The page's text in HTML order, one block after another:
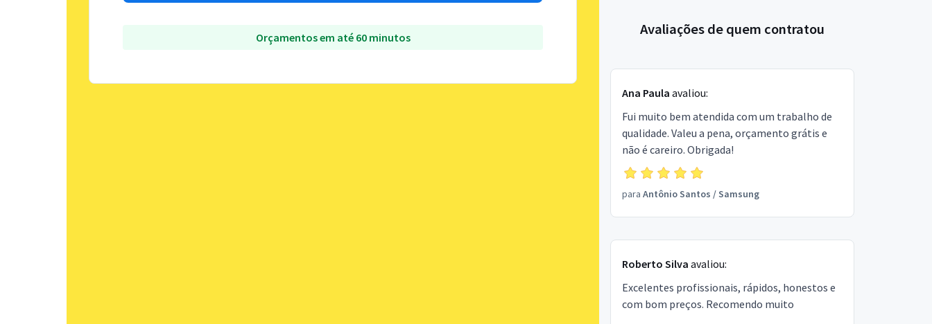
Orçamentos em até 60 minutos Avaliações de quem contratou
Ana Paula avaliou:
Fui muito bem atendida com um trabalho de
qualidade. Valeu a pena, orçamento grátis e
não é careiro. Obrigada!
para Antônio Santos /Samsung
Roberto Silva avaliou:
Excelentes profissionais, rápidos, honestos e
com bom preços. Recomendo muito